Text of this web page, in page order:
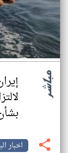
اخبار